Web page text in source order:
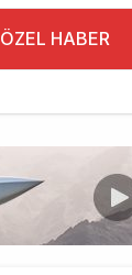
ÖZEL HABER